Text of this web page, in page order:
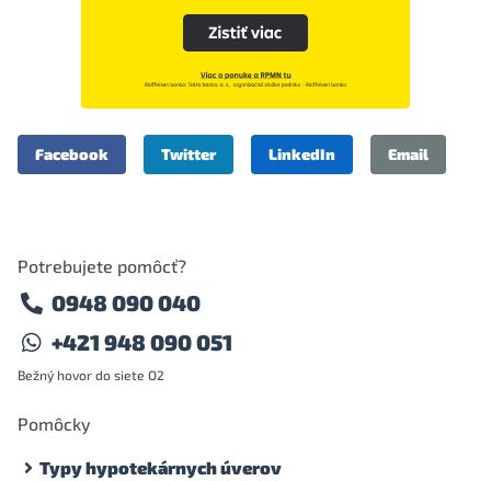
Facebook Twitter LinkedIn Email
Potrebujete pomôcť?
0948 090 040
+421 948 090 051
Bežný hovor do siete O2
Pomôcky
Typy hypotekárnych úverov